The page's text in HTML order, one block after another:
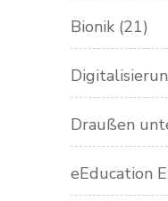
Bionik (21)
Draußen
eEducation